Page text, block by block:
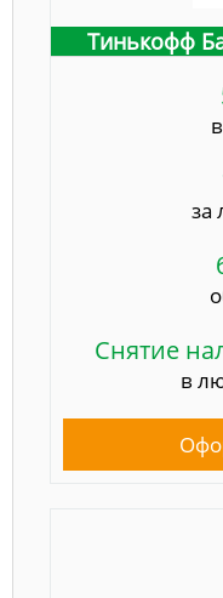
Тинькофф
за
Снятие
в